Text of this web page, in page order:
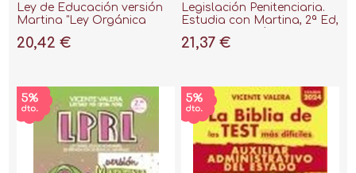
Ley de Educación versión
Martina "Ley Orgánica
Texto legal"
20,42 €
Legislación Penitenciaria.
Estudia con Martina, 2ª Ed,
Reglamento"
21,37 €